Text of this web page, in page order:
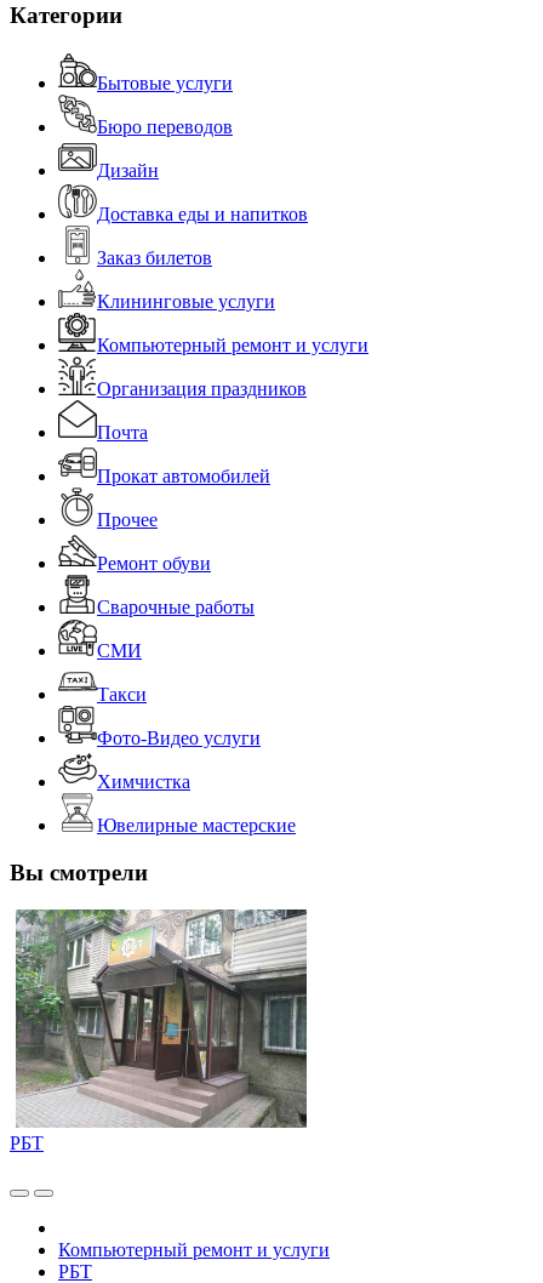
Категории
Бытовые услуги
Бюро переводов
Дизайн
Доставка еды и напитков
Заказ билетов
Клининговые услуги
Компьютерный ремонт и услуги
Организация праздников
Почта
Прокат автомобилей
Прочее
Ремонт обуви
Сварочные работы
СМИ
Такси
Фото-Видео услуги
Химчистка
Ювелирные мастерские
Вы смотрели
РБТ
Компьютерный ремонт и услуги
РБТ